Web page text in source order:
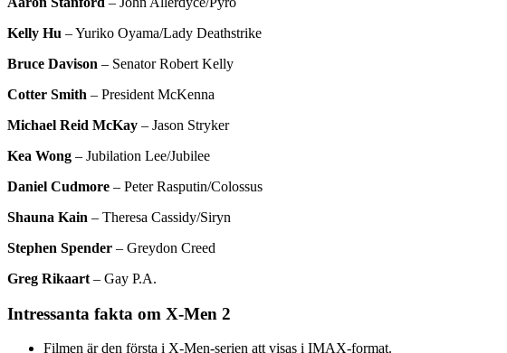
Kelly Hu – Yuriko Oyama/Lady Deathstrike
Bruce Davison – Senator Robert Kelly
Cotter Smith – President McKenna
Michael Reid McKay – Jason Stryker
Kea Wong – Jubilation Lee/Jubilee
Daniel Cudmore – Peter Rasputin/Colossus
Shauna Kain – Theresa Cassidy/Siryn
Stephen Spender – Greydon Creed
Greg Rikaart – Gay P.A.
Intressanta fakta om X-Men 2
Filmen är den första i X-Men-serien att visas i IMAX-format.